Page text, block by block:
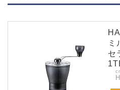
ミ
セ